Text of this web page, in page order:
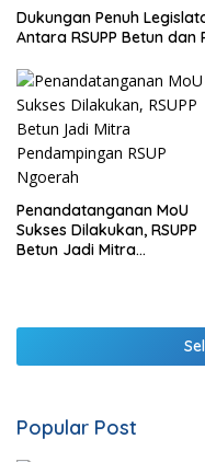
Dukungan Penuh
Antara RSUPP Betun
Penandatanganan MoU
Sukses Dilakukan, RSUPP
Betun Jadi Mitra
Popular Post